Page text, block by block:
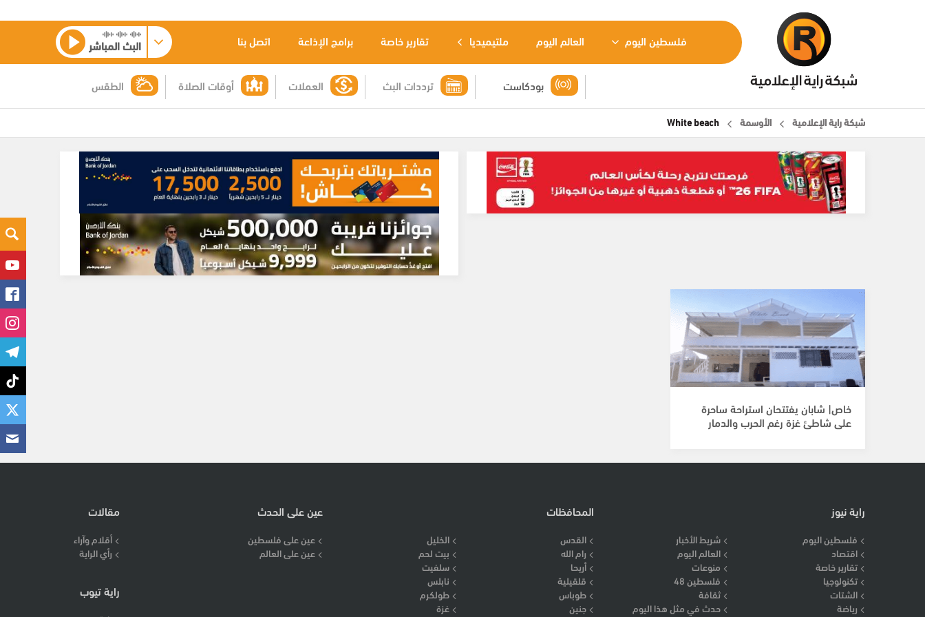
فلسطين اليوم العالم اليوم ملتيميديا تقارير خاصة برامج الإذاعة اتصل بنا البث المباشر
الطقس أوقات الصلاة العملات ترددات البث بودكاست
شبكة راية الإعلامية الأوسمة White beach
خاص| شابان يفتتحان استراحة ساحرة
على شاطئ غزة رغم الحرب والدمار
راية نيوز
فلسطين اليوم
شريط الأخبار
اقتصاد
العالم اليوم
تقارير خاصة
منوعات
تكنولوجيا
فلسطين 48
الشتات
ثقافة
رياضة
حدث في مثل هذا اليوم
المحافظات
القدس
الخليل
رام الله
بيت لحم
أريحا
سلفيت
قلقيلية
نابلس
طوباس
طولكرم
جنين
غزة
عين على الحدث
عين على فلسطين
عين على العالم
مقالات
أقلام وآراء
رأي الراية
راية تيوب